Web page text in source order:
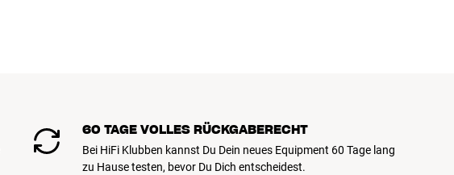
60 TAGE VOLLES RÜCKGABERECHT
Bei HiFi Klubben kannst Du Dein neues Equipment 60 Tage lang
zu Hause testen, bevor Du Dich entscheidest.